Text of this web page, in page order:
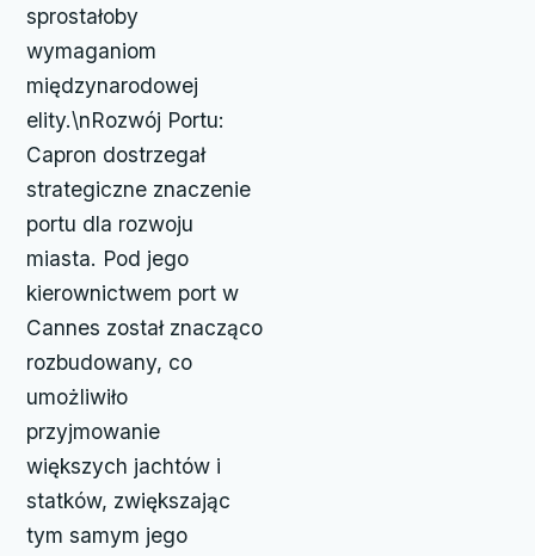
sprostałoby
wymaganiom
międzynarodowej
elity.\nRozwój Portu:
Capron dostrzegał
strategiczne znaczenie
portu dla rozwoju
miasta. Pod jego
kierownictwem port w
Cannes został znacząco
rozbudowany, co
umożliwiło
przyjmowanie
większych jachtów i
statków, zwiększając
tym samym jego